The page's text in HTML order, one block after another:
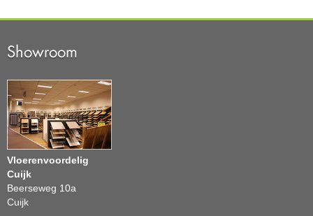
Showroom
Vloerenvoordelig
Cuijk
Beerseweg 10a
Cuijk